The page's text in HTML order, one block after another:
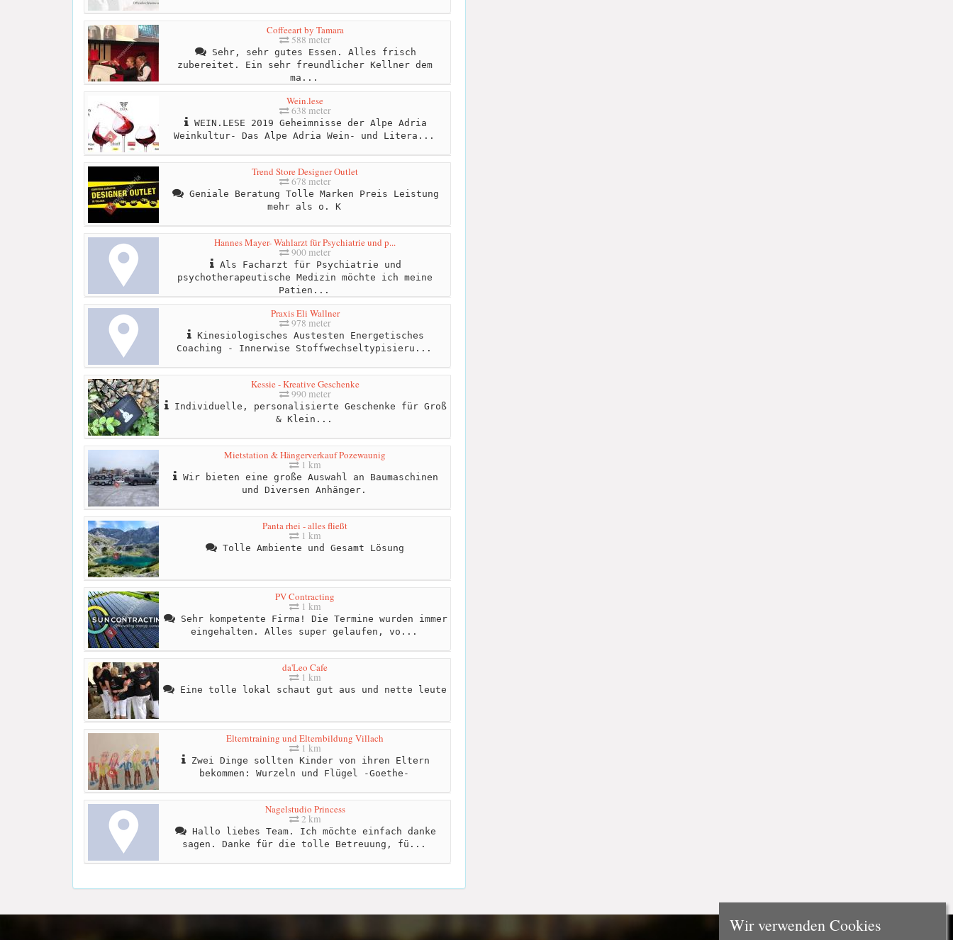
Coffeeart by Tamara
588 meter
Sehr, sehr gutes Essen. Alles frisch
zubereitet. Ein sehr freundlicher Kellner dem
ma...
Wein.lese
638 meter
WEIN.LESE 2019 Geheimnisse der Alpe Adria
Weinkultur- Das Alpe Adria Wein- und Litera...
Trend Store Designer Outlet
678 meter
Geniale Beratung Tolle Marken Preis Leistung
mehr als o. K
Hannes Mayer- Wahlarzt für Psychiatrie und p...
900 meter
Als Facharzt für Psychiatrie und
psychotherapeutische Medizin möchte ich meine
Patien...
Praxis Eli Wallner
978 meter
Kinesiologisches Austesten Energetisches
Coaching - Innerwise Stoffwechseltypisieru...
Kessie - Kreative Geschenke
990 meter
Individuelle, personalisierte Geschenke für Groß
& Klein...
Mietstation & Hängerverkauf Pozewaunig
1 km
Wir bieten eine große Auswahl an Baumaschinen
und Diversen Anhänger.
Panta rhei - alles fließt
1 km
Tolle Ambiente und Gesamt Lösung
PV Contracting
1 km
Sehr kompetente Firma! Die Termine wurden immer
eingehalten. Alles super gelaufen, vo...
da'Leo Cafe
1 km
Eine tolle lokal schaut gut aus und nette leute
Elterntraining und Elternbildung Villach
1 km
Zwei Dinge sollten Kinder von ihren Eltern
bekommen: Wurzeln und Flügel -Goethe-
Nagelstudio Princess
2 km
Hallo liebes Team. Ich möchte einfach danke
sagen. Danke für die tolle Betreuung, fü...
Wir verwenden Cookies